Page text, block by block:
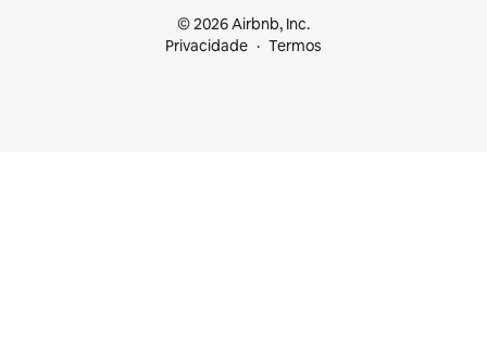
© 2026 Airbnb, Inc.
Privacidade
Termos